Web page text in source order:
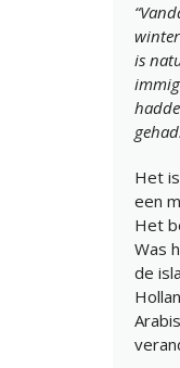
is
Het
een
Het
Was
de